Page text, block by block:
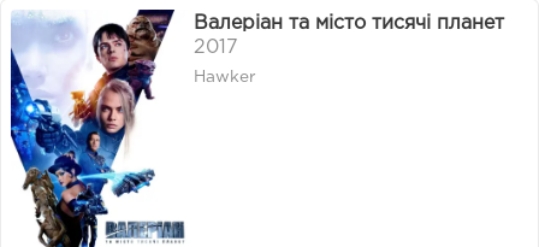
Валеріан та місто тисячі планет
2017
Hawker